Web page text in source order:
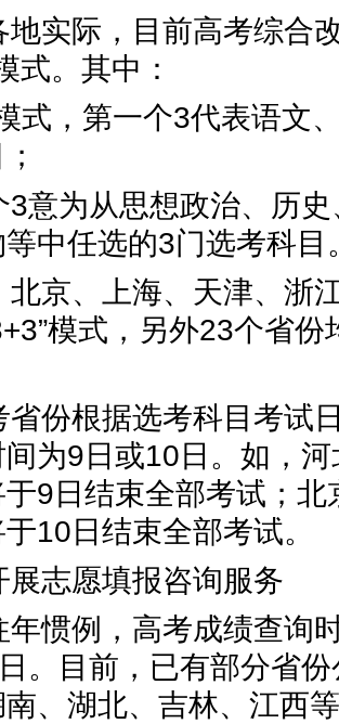
地实际，目前高考综合
式。其中：
式，第一个3代表语文
3意为从思想政治、历
中任选的3门选考科目
北京、上海、天津、浙
模式，另外23个省份
省份根据选考科目考试
为9日或10日。如，
9日结束全部考试；
10日结束全部考试。
展志愿填报咨询服务
年惯例，高考成绩查询
。目前，已有部分省份
、湖北、吉林、江西